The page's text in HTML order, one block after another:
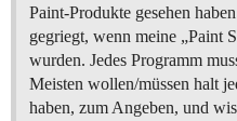
Paint-Produkte gesehen
gegriegt, wenn meine „Paint
wurden. Jedes Programm
Meisten wollen/müssen halt
haben, zum Angeben, und